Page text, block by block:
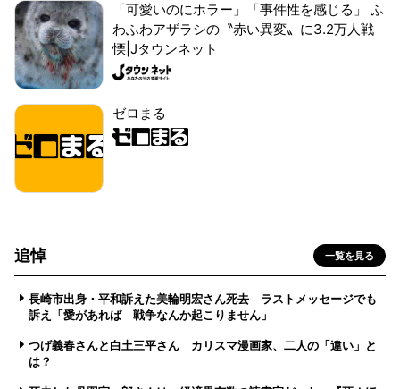
「可愛いのにホラー」「事件性を感じる」 ふ
わふわアザラシの〝赤い異変〟に3.2万人戦
慄|Jタウンネット
ゼロまる
追悼 一覧を見る
長崎市出身・平和訴えた美輪明宏さん死去 ラストメッセージでも
訴え「愛があれば 戦争なんか起こりません」
つげ義春さんと白土三平さん カリスマ漫画家、二人の「違い」と
は？